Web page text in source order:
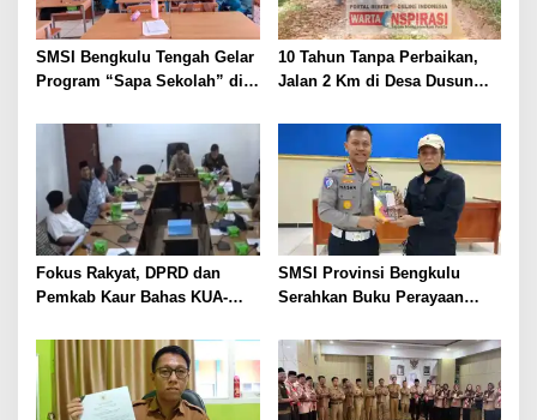
SMSI Bengkulu Tengah Gelar
Program “Sapa Sekolah” di
10 Tahun Tanpa Perbaikan,
Jalan 2 Km di Desa Dusun
Berlumpur dan Berlubang
Fokus Rakyat, DPRD dan
Pemkab Kaur Bahas KUA-
SMSI Provinsi Bengkulu
Serahkan Buku Perayaan
Bengkulu